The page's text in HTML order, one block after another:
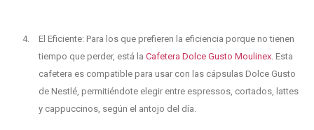
El Eficiente: Para los que prefieren la eficiencia porque no tienen
tiempo que perder, está la Cafetera Dolce Gusto Moulinex. Esta
cafetera es compatible para usar con las cápsulas Dolce Gusto
de Nestlé, permitiéndote elegir entre espressos, cortados, lattes
y cappuccinos, según el antojo del día.